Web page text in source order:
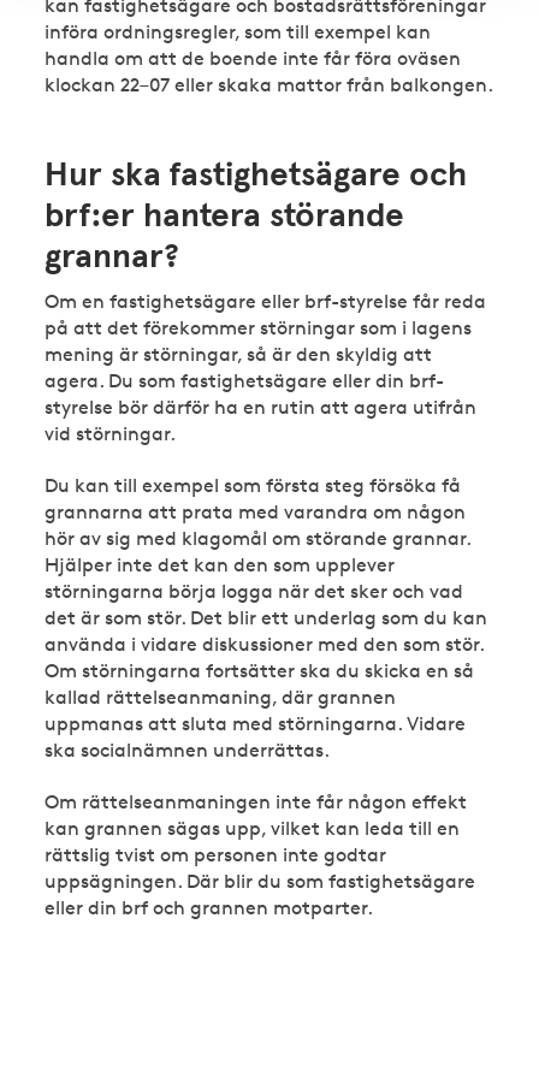
kan fastighetsägare och bostadsrättsföreningar
införa ordningsregler, som till exempel kan
handla om att de boende inte får föra oväsen
klockan 22–07 eller skaka mattor från balkongen.
Hur ska fastighetsägare och
brf:er hantera störande
grannar?
Om en fastighetsägare eller brf-styrelse får reda
på att det förekommer störningar som i lagens
mening är störningar, så är den skyldig att
agera. Du som fastighetsägare eller din brf-
styrelse bör därför ha en rutin att agera utifrån
vid störningar.
Du kan till exempel som första steg försöka få
grannarna att prata med varandra om någon
hör av sig med klagomål om störande grannar.
Hjälper inte det kan den som upplever
störningarna börja logga när det sker och vad
det är som stör. Det blir ett underlag som du kan
använda i vidare diskussioner med den som stör.
Om störningarna fortsätter ska du skicka en så
kallad rättelseanmaning, där grannen
uppmanas att sluta med störningarna. Vidare
ska socialnämnen underrättas.
Om rättelseanmaningen inte får någon effekt
kan grannen sägas upp, vilket kan leda till en
rättslig tvist om personen inte godtar
uppsägningen. Där blir du som fastighetsägare
eller din brf och grannen motparter.